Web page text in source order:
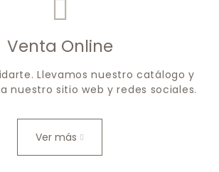
Venta Online
Llevamos nuestro catálogo y
nuestro sitio web y redes sociales.
Ver más